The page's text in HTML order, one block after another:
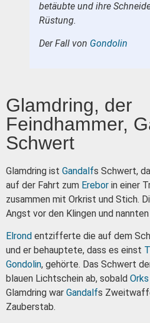
betäubte und ihre
Rüstung.
Der Fall von Gondolin
Glamdring, der
Feindhammer,
Schwert
Glamdring ist Gandalfs Schwert,
auf der Fahrt zum Erebor in einer
zusammen mit Orkrist und Stich.
Angst vor den Klingen und
Elrond entzifferte die auf dem
und er behauptete, dass es einst
Gondolin, gehörte. Das Schwert
blauen Lichtschein ab, sobald Orks
Glamdring war Gandalfs
Zauberstab.